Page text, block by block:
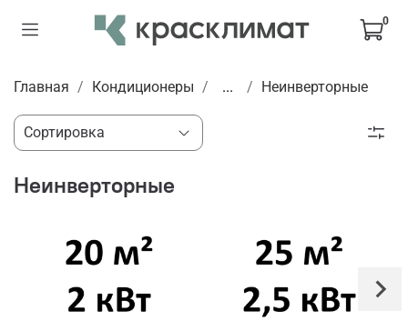
0
Главная Кондиционеры ... Неинверторные
Неинверторные